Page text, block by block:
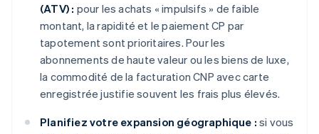
(ATV) : pour les achats « impulsifs » de faible
montant, la rapidité et le paiement CP par
tapotement sont prioritaires. Pour les
abonnements de haute valeur ou les biens de luxe,
la commodité de la facturation CNP avec carte
enregistrée justifie souvent les frais plus élevés.
Planifiez votre expansion géographique : si vous